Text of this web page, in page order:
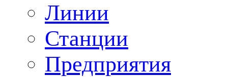
Линии
Станции
Предприятия